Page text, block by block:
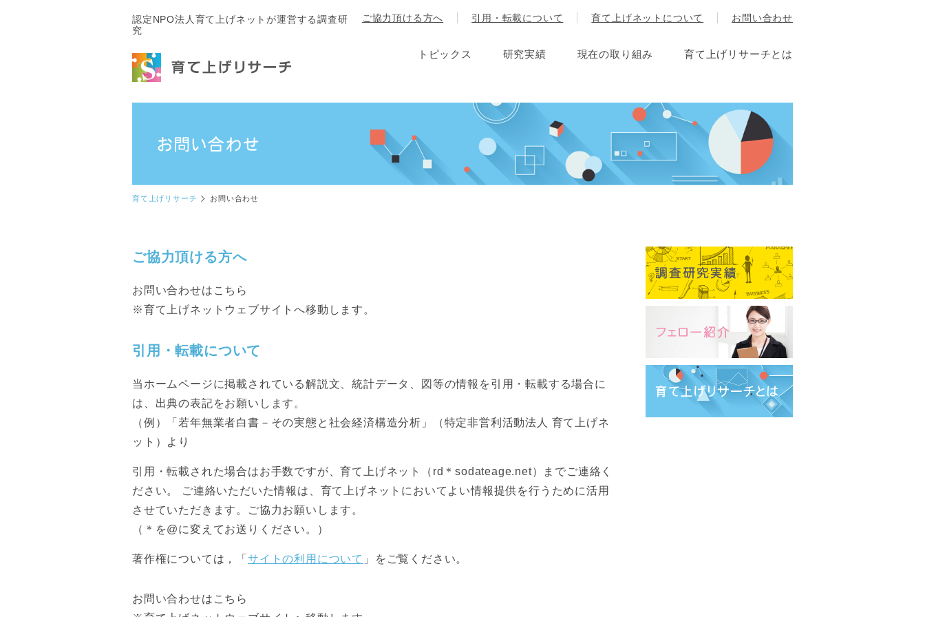
認定NPO法人育て上げネットが運営する調査研
究
ご協力頂ける方へ 引用・転載について 育て上げネットについて お問い合わせ
トピックス 研究実績 現在の取り組み 育て上げリサーチとは
育て上げリサーチ お問い合わせ
ご協力頂ける方へ
お問い合わせはこちら
※育て上げネットウェブサイトへ移動します。
引用・転載について
当ホームページに掲載されている解説文、統計データ、図等の情報を引用・転載する場合に
は、出典の表記をお願いします。
（例）「若年無業者白書－その実態と社会経済構造分析」（特定非営利活動法人 育て上げネ
ット）より
引用・転載された場合はお手数ですが、育て上げネット（rd＊sodateage.net）までご連絡く
ださい。 ご連絡いただいた情報は、育て上げネットにおいてよい情報提供を行うために活用
させていただきます。ご協力お願いします。
（＊を@に変えてお送りください。）
著作権については，「 サイトの利用について 」をご覧ください。
お問い合わせはこちら